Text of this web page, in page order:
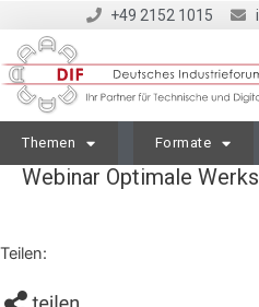
+49 2152 1015
Themen Formate
Webinar Optimale
Teilen: